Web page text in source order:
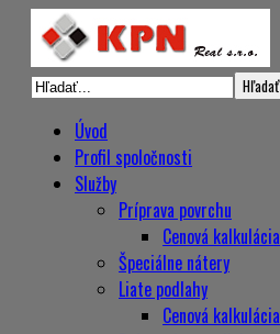
Úvod
Profil spoločnosti
Služby
Príprava povrchu
Cenová kalkulácia
Špeciálne nátery
Liate podlahy
Cenová kalkulácia